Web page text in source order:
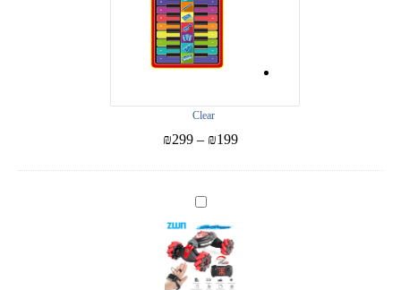
Clear
₪199
–
₪299
רכב
הנשלט
על
ידי
מחוות